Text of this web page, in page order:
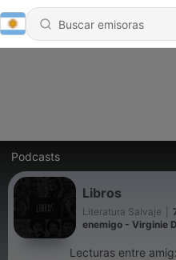
Podcasts
Libros
Literatura Salvaje
enemigo - Virginie
Lecturas entre